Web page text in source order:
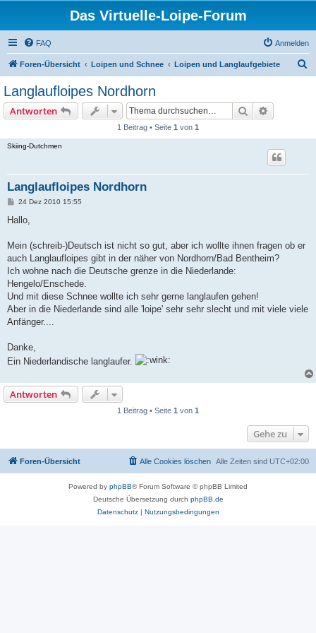
Das Virtuelle-Loipe-Forum
FAQ Anmelden
Foren-Übersicht Loipen und Schnee Loipen und Langlaufgebiete
Langlaufloipes Nordhorn
Antworten Suche
1 Beitrag • Seite 1 von 1
Skiing-Dutchmen
Langlaufloipes Nordhorn
B
i
a
24 Dez 2010 15:55
Hallo,
Mein (schreib-)Deutsch ist nicht so gut, aber ich wollte ihnen fragen ob er
auch Langlaufloipes gibt in der näher von Nordhorn/Bad Bentheim?
Ich wohne nach die Deutsche grenze in die Niederlande:
Hengelo/Enschede.
Und mit diese Schnee wollte ich sehr gerne langlaufen gehen!
Aber in die Niederlande sind alle 'loipe' sehr sehr slecht und mit viele viele
Anfänger....
Danke,
Ein Niederlandische langlaufer.
Antworten
1 Beitrag • Seite 1 von 1
Gehe zu
Foren-Übersicht Alle Zeiten sind UTC+02:00
Alle Cookies löschen
Powered by phpBB® Forum Software © phpBB Limited
Deutsche Übersetzung durch phpBB.de
Datenschutz| Nutzungsbedingungen